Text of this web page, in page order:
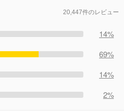
20,447件のレビュー
14%
69%
14%
2%